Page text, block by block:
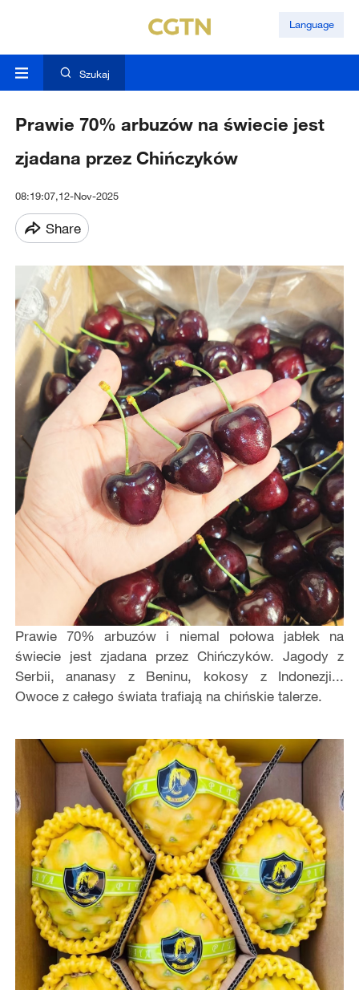
Language
Szukaj
Prawie 70% arbuzów na świecie jest
zjadana przez Chińczyków
08:19:07,12-Nov-2025
Share
Prawie 70% arbuzów i niemal połowa jabłek na
świecie jest zjadana przez Chińczyków. Jagody z
Serbii, ananasy z Beninu, kokosy z Indonezji...
Owoce z całego świata trafiają na chińskie talerze.